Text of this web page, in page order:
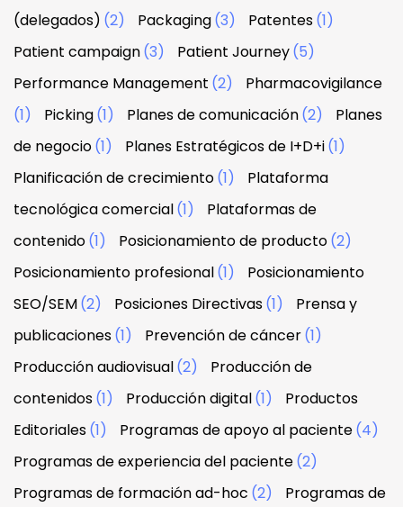
(delegados) (2) Packaging(3) Patentes(1)
Patient campaign(3) Patient Journey(5)
Performance Management (2)
Pharmacovigilance
(1)
Picking(1) Planes de comunicación(2)
Planes
de negocio(1) Planes Estratégicos de I+D+i(1)
Planificación de crecimiento(1)
Plataforma
tecnológica comercial(1)
Plataformas de
contenido(1) Posicionamiento de producto(2)
Posicionamiento profesional(1)
Posicionamiento
SEO/SEM(2) Posiciones Directivas(1)
Prensa y
publicaciones(1) Prevención de cáncer(1)
Producción audiovisual(2)
Producción de
contenidos(1) Producción digital(1)
Productos
Editoriales(1) Programas de apoyo al paciente(4)
Programas de experiencia del paciente(2)
Programas de formación ad-hoc (2) Programas de